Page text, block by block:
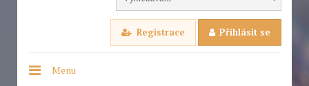
Registrace Přihlásit se
Menu